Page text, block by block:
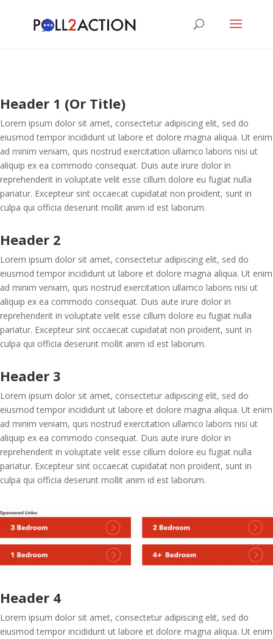
Header 1 (Or Title)
Lorem ipsum dolor sit amet, consectetur adipiscing elit, sed do
eiusmod tempor incididunt ut labore et dolore magna aliqua. Ut enim
ad minim veniam, quis nostrud exercitation ullamco laboris nisi ut
aliquip ex ea commodo consequat. Duis aute irure dolor in
reprehenderit in voluptate velit esse cillum dolore eu fugiat nulla
pariatur. Excepteur sint occaecat cupidatat non proident, sunt in
culpa qui officia deserunt mollit anim id est laborum.
Header 2
Lorem ipsum dolor sit amet, consectetur adipiscing elit, sed do
eiusmod tempor incididunt ut labore et dolore magna aliqua. Ut enim
ad minim veniam, quis nostrud exercitation ullamco laboris nisi ut
aliquip ex ea commodo consequat. Duis aute irure dolor in
reprehenderit in voluptate velit esse cillum dolore eu fugiat nulla
pariatur. Excepteur sint occaecat cupidatat non proident, sunt in
culpa qui officia deserunt mollit anim id est laborum.
Header 3
Lorem ipsum dolor sit amet, consectetur adipiscing elit, sed do
eiusmod tempor incididunt ut labore et dolore magna aliqua. Ut enim
ad minim veniam, quis nostrud exercitation ullamco laboris nisi ut
aliquip ex ea commodo consequat. Duis aute irure dolor in
reprehenderit in voluptate velit esse cillum dolore eu fugiat nulla
pariatur. Excepteur sint occaecat cupidatat non proident, sunt in
culpa qui officia deserunt mollit anim id est laborum.
Header 4
Lorem ipsum dolor sit amet, consectetur adipiscing elit, sed do
eiusmod tempor incididunt ut labore et dolore magna aliqua. Ut enim